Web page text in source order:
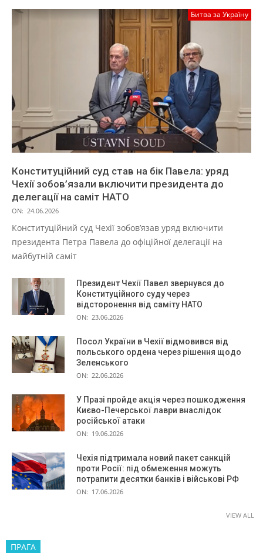
Битва за Україну
Конституційний суд став на бік Павела: уряд
Чехії зобов’язали включити президента до
делегації на саміт НАТО
ON: 24.06.2026
Конституційний суд Чехії зобов’язав уряд включити
президента Петра Павела до офіційної делегації на
майбутній саміт
Президент Чехії Павел звернувся до
Конституційного суду через
відсторонення від саміту НАТО
ON: 23.06.2026
Посол України в Чехії відмовився від
польського ордена через рішення щодо
Зеленського
ON: 22.06.2026
У Празі пройде акція через пошкодження
Києво-Печерської лаври внаслідок
російської атаки
ON: 19.06.2026
Чехія підтримала новий пакет санкцій
проти Росії: під обмеження можуть
потрапити десятки банків і військові РФ
ON: 17.06.2026
VIEW ALL
ПРАГА